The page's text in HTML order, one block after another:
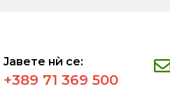
Јавете нѝ се:
+389 71 369 500